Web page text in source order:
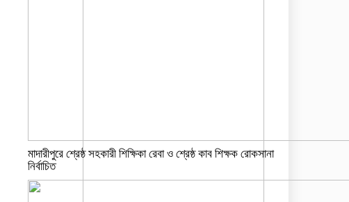
মাদারীপুরে শ্রেষ্ঠ সহকারী শিক্ষিকা রেবা ও শ্রেষ্ঠ কাব শিক্ষক রোকসানা
নির্বাচিত